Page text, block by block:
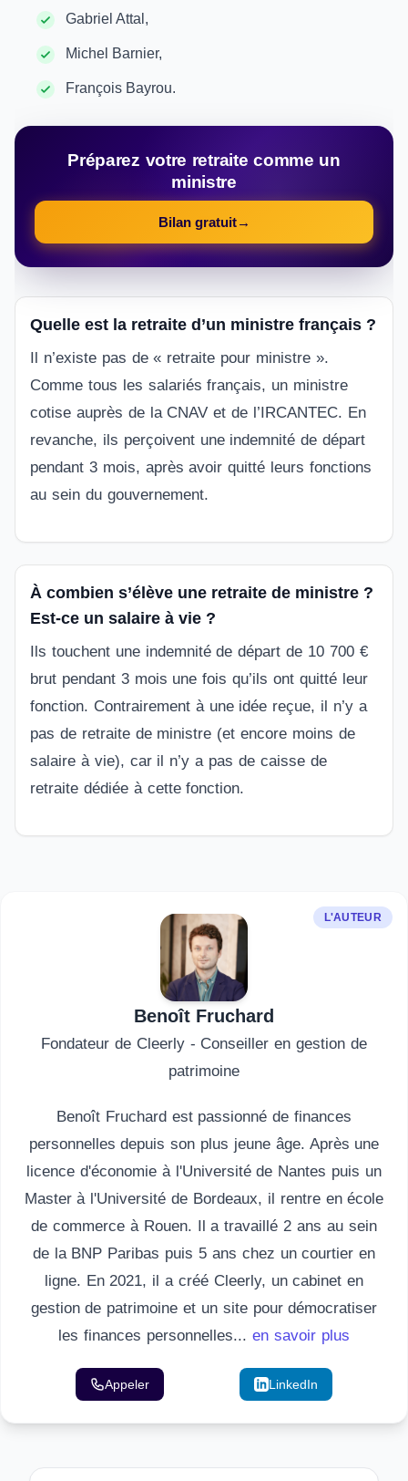
Gabriel Attal,
Michel Barnier,
François Bayrou.
Préparez votre retraite comme un
ministre
Bilan gratuit→
Quelle est la retraite d’un ministre français ?
Il n’existe pas de « retraite pour ministre ».
Comme tous les salariés français, un ministre
cotise auprès de la CNAV et de l’IRCANTEC. En
revanche, ils perçoivent une indemnité de départ
pendant 3 mois, après avoir quitté leurs fonctions
au sein du gouvernement.
À combien s’élève une retraite de ministre ?
Est-ce un salaire à vie ?
Ils touchent une indemnité de départ de 10 700 €
brut pendant 3 mois une fois qu’ils ont quitté leur
fonction. Contrairement à une idée reçue, il n’y a
pas de retraite de ministre (et encore moins de
salaire à vie), car il n’y a pas de caisse de
retraite dédiée à cette fonction.
L'AUTEUR
Benoît Fruchard
Fondateur de Cleerly - Conseiller en gestion de
patrimoine
Benoît Fruchard est passionné de finances
personnelles depuis son plus jeune âge. Après une
licence d'économie à l'Université de Nantes puis un
Master à l'Université de Bordeaux, il rentre en école
de commerce à Rouen. Il a travaillé 2 ans au sein
de la BNP Paribas puis 5 ans chez un courtier en
ligne. En 2021, il a créé Cleerly, un cabinet en
gestion de patrimoine et un site pour démocratiser
les finances personnelles... en savoir plus
Appeler LinkedIn